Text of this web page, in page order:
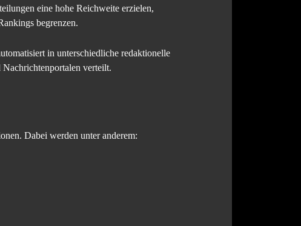
eine hohe Reichweite erzielen,
begrenzen.
in unterschiedliche redaktionelle
verteilt.
Dabei werden unter anderem: